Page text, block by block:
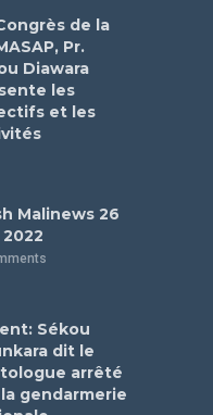
de la
Pr.
Diawara
les
et les
Malinews 26
Sékou
dit le
arrêté
gendarmerie